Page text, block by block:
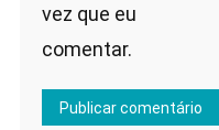
vez que eu
comentar.